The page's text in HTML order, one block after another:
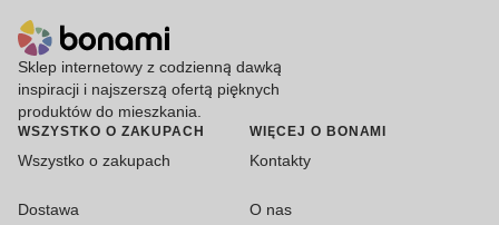
Sklep internetowy z codzienną dawką
inspiracji i najszerszą ofertą pięknych
produktów do mieszkania.
WSZYSTKO O ZAKUPACH
Wszystko o zakupach
Dostawa
WIĘCEJ O BONAMI
Kontakty
O nas